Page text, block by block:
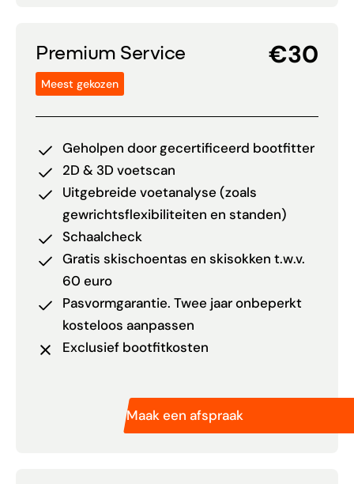
Premium Service
Meest gekozen
€30
Geholpen door gecertificeerd bootfitter
2D & 3D voetscan
Uitgebreide voetanalyse (zoals
gewrichtsflexibiliteiten en standen)
Schaalcheck
Gratis skischoentas en skisokken t.w.v.
60 euro
Pasvormgarantie. Twee jaar onbeperkt
kosteloos aanpassen
Exclusief bootfitkosten
Maak een afspraak